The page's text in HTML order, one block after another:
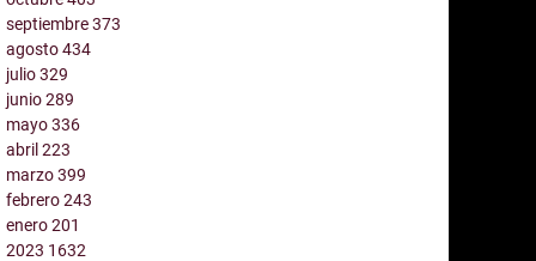
septiembre373
agosto434
julio329
junio289
mayo336
abril223
marzo399
febrero243
enero201
2023 1632